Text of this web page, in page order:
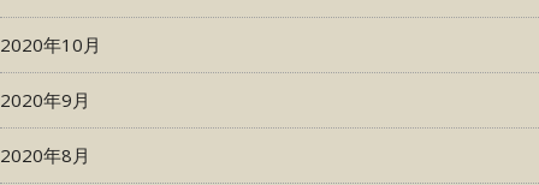
2020年10月
2020年9月
2020年8月